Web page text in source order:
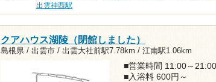
出雲神西駅
クアハウス湖陵（閉館しました）
島根県 / 出雲市 / 出雲大社前駅7.78km / 江南駅1.06km
■営業時間 11:00～21:00
■入浴料 600円～